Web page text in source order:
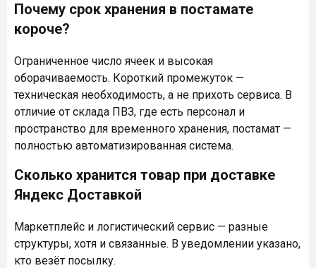
Почему срок хранения в постамате
короче?
Ограниченное число ячеек и высокая
оборачиваемость. Короткий промежуток —
техническая необходимость, а не прихоть сервиса. В
отличие от склада ПВЗ, где есть персонал и
пространство для временного хранения, постамат —
полностью автоматизированная система.
Сколько хранится товар при доставке
Яндекс Доставкой
Маркетплейс и логистический сервис — разные
структуры, хотя и связанные. В уведомлении указано,
кто везёт посылку.